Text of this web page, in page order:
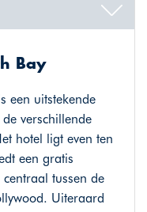
Bay
een uitstekende
verschillende
hotel ligt even ten
een gratis
tussen de
Uiteraard